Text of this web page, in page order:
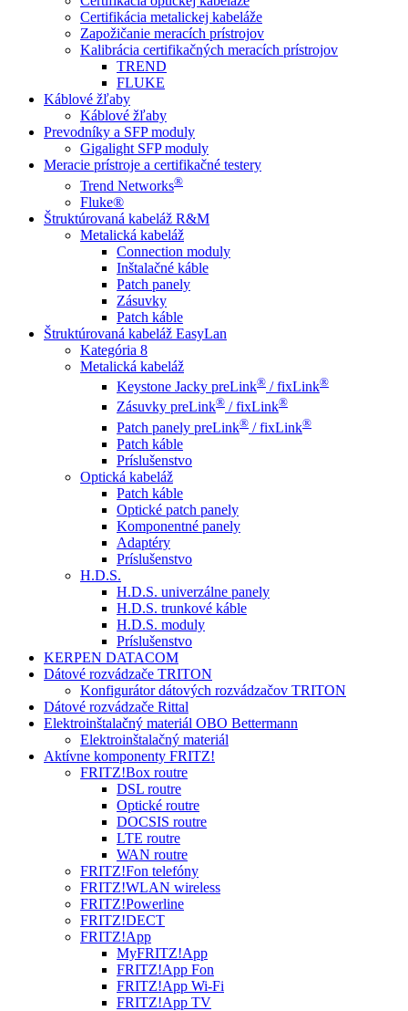
Certifikácia metalickej kabeláže
Zapožičanie meracích prístrojov
Kalibrácia certifikačných meracích prístrojov
TREND
FLUKE
Káblové žľaby
Káblové žľaby
Prevodníky a SFP moduly
Gigalight SFP moduly
Meracie prístroje a certifikačné testery
Trend Networks®
Fluke®
Štruktúrovaná kabeláž R&M
Metalická kabeláž
Connection moduly
Inštalačné káble
Patch panely
Zásuvky
Patch káble
Štruktúrovaná kabeláž EasyLan
Kategória 8
Metalická kabeláž
Keystone Jacky preLink® / fixLink®
Zásuvky preLink® / fixLink®
Patch panely preLink® / fixLink®
Patch káble
Príslušenstvo
Optická kabeláž
Patch káble
Optické patch panely
Komponentné panely
Adaptéry
Príslušenstvo
H.D.S.
H.D.S. univerzálne panely
H.D.S. trunkové káble
H.D.S. moduly
Príslušenstvo
KERPEN DATACOM
Dátové rozvádzače TRITON
Konfigurátor dátových rozvádzačov TRITON
Dátové rozvádzače Rittal
Elektroinštalačný materiál OBO Bettermann
Elektroinštalačný materiál
Aktívne komponenty FRITZ!
FRITZ!Box routre
DSL routre
Optické routre
DOCSIS routre
LTE routre
WAN routre
FRITZ!Fon telefóny
FRITZ!WLAN wireless
FRITZ!Powerline
FRITZ!DECT
FRITZ!App
MyFRITZ!App
FRITZ!App Fon
FRITZ!App Wi-Fi
FRITZ!App TV